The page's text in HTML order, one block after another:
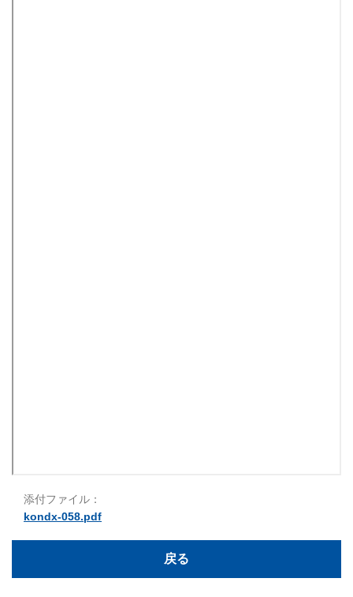
添付ファイル：
kondx-058.pdf
戻る